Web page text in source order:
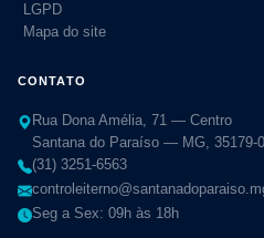
LGPD
Mapa do site
CONTATO
Rua Dona Amélia, 71 — Centro
Santana do Paraíso — MG, 35179-
(31) 3251-6563
Seg a Sex: 09h às 18h